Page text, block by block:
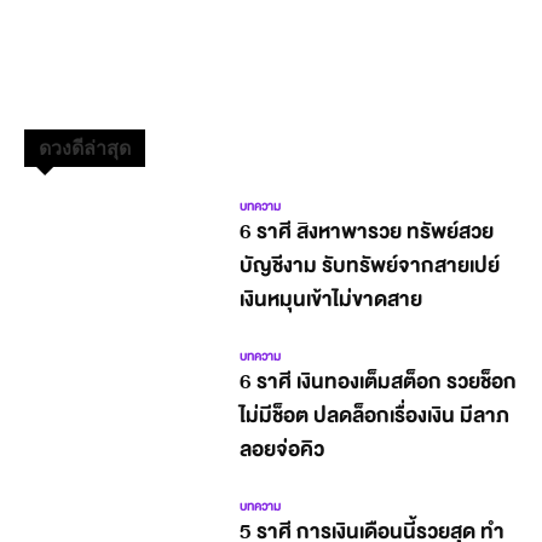
ดวงดีล่าสุด
บทความ
6 ราศี สิงหาพารวย ทรัพย์สวย
บัญชีงาม รับทรัพย์จากสายเปย์
เงินหมุนเข้าไม่ขาดสาย
บทความ
6 ราศี เงินทองเต็มสต็อก รวยช็อก
ไม่มีช็อต ปลดล็อกเรื่องเงิน มีลาภ
ลอยจ่อคิว
บทความ
5 ราศี การเงินเดือนนี้รวยสุด ทำ